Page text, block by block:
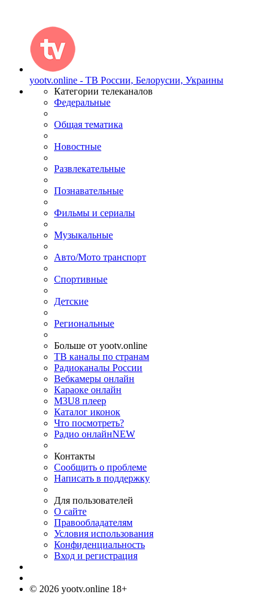
yootv.online - ТВ России, Белорусии, Украины
Категории телеканалов
Федеральные
Общая тематика
Новостные
Развлекательные
Познавательные
Фильмы и сериалы
Музыкальные
Авто/Мото транспорт
Спортивные
Детские
Региональные
Больше от yootv.online
ТВ каналы по странам
Радиоканалы России
Вебкамеры онлайн
Караоке онлайн
M3U8 плеер
Каталог иконок
Что посмотреть?
Радио онлайнNEW
Контакты
Сообщить о проблеме
Написать в поддержку
Для пользователей
О сайте
Правообладателям
Условия использования
Конфиденциальность
Вход и регистрация
© 2026 yootv.online 18+